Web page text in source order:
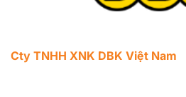
Cty TNHH XNK DBK Việt Nam